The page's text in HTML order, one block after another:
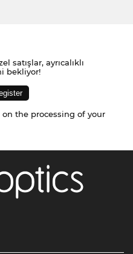
satışlar, ayrıcalıklı
bekliyor!
the processing of your